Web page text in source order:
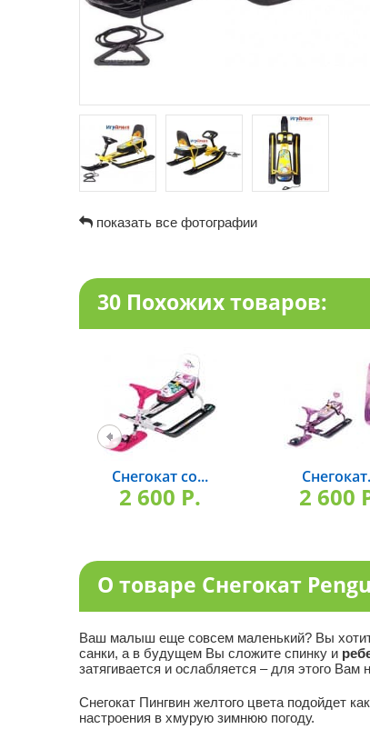
показать все фотографии
30 Похожих товаров:
Снегокат со...
2 600 P. 2 600
О товаре Снегокат
Ваш малыш еще совсем маленький? Вы
санки, а в будущем Вы сложите спинку и
затягивается и ослабляется – для этого
Снегокат Пингвин желтого цвета подойдет
настроения в хмурую зимнюю погоду.